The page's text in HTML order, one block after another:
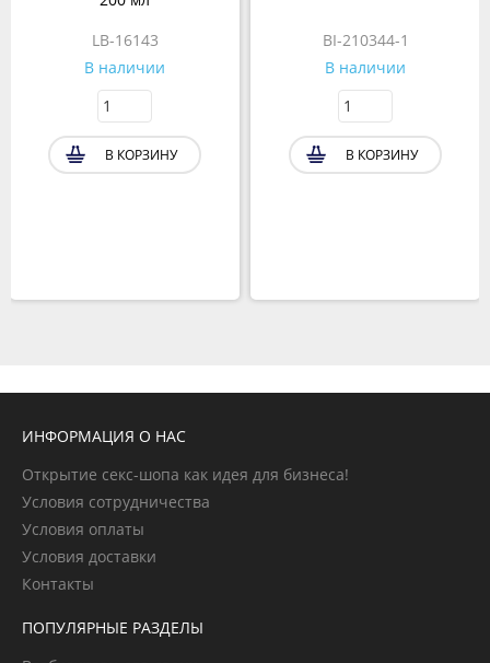
LB-16143
В наличии
В КОРЗИНУ
BI-210344-1
В наличии
В КОРЗИНУ
ИНФОРМАЦИЯ О НАС
Открытие секс-шопа как идея для бизнеса!
Условия сотрудничества
Условия оплаты
Условия доставки
Контакты
ПОПУЛЯРНЫЕ РАЗДЕЛЫ